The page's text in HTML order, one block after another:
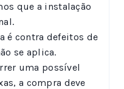
que a instalação
é contra defeitos de
se aplica.
uma possível
a compra deve